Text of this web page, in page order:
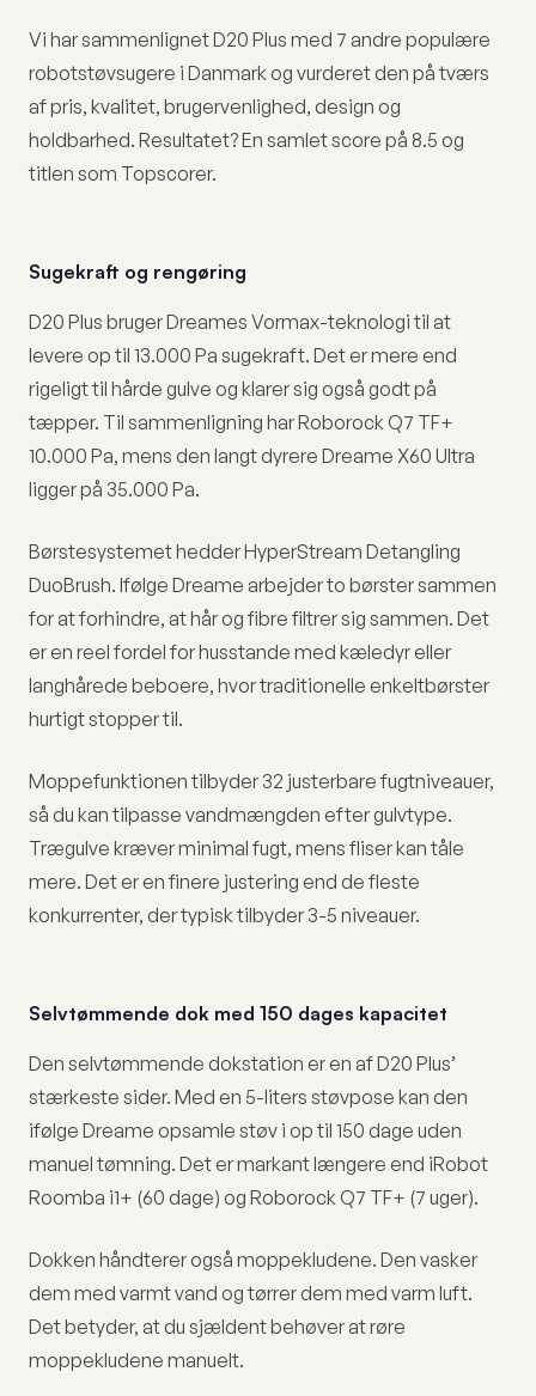
Vi har sammenlignet D20 Plus med 7 andre populære
robotstøvsugere i Danmark og vurderet den på tværs
af pris, kvalitet, brugervenlighed, design og
holdbarhed. Resultatet? En samlet score på 8.5 og
titlen som Topscorer.
Sugekraft og rengøring
D20 Plus bruger Dreames Vormax-teknologi til at
levere op til 13.000 Pa sugekraft. Det er mere end
rigeligt til hårde gulve og klarer sig også godt på
tæpper. Til sammenligning har Roborock Q7 TF+
10.000 Pa, mens den langt dyrere Dreame X60 Ultra
ligger på 35.000 Pa.
Børstesystemet hedder HyperStream Detangling
DuoBrush. Ifølge Dreame arbejder to børster sammen
for at forhindre, at hår og fibre filtrer sig sammen. Det
er en reel fordel for husstande med kæledyr eller
langhårede beboere, hvor traditionelle enkeltbørster
hurtigt stopper til.
Moppefunktionen tilbyder 32 justerbare fugtniveauer,
så du kan tilpasse vandmængden efter gulvtype.
Trægulve kræver minimal fugt, mens fliser kan tåle
mere. Det er en finere justering end de fleste
konkurrenter, der typisk tilbyder 3-5 niveauer.
Selvtømmende dok med 150 dages kapacitet
Den selvtømmende dokstation er en af D20 Plus’
stærkeste sider. Med en 5-liters støvpose kan den
ifølge Dreame opsamle støv i op til 150 dage uden
manuel tømning. Det er markant længere end iRobot
Roomba i1+ (60 dage) og Roborock Q7 TF+ (7 uger).
Dokken håndterer også moppekludene. Den vasker
dem med varmt vand og tørrer dem med varm luft.
Det betyder, at du sjældent behøver at røre
moppekludene manuelt.